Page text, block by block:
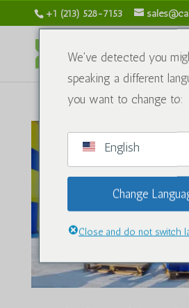
+1 (213) 528-7153
We've detected you
speaking a different
you want to change to:
English
Change
Close and do not switch